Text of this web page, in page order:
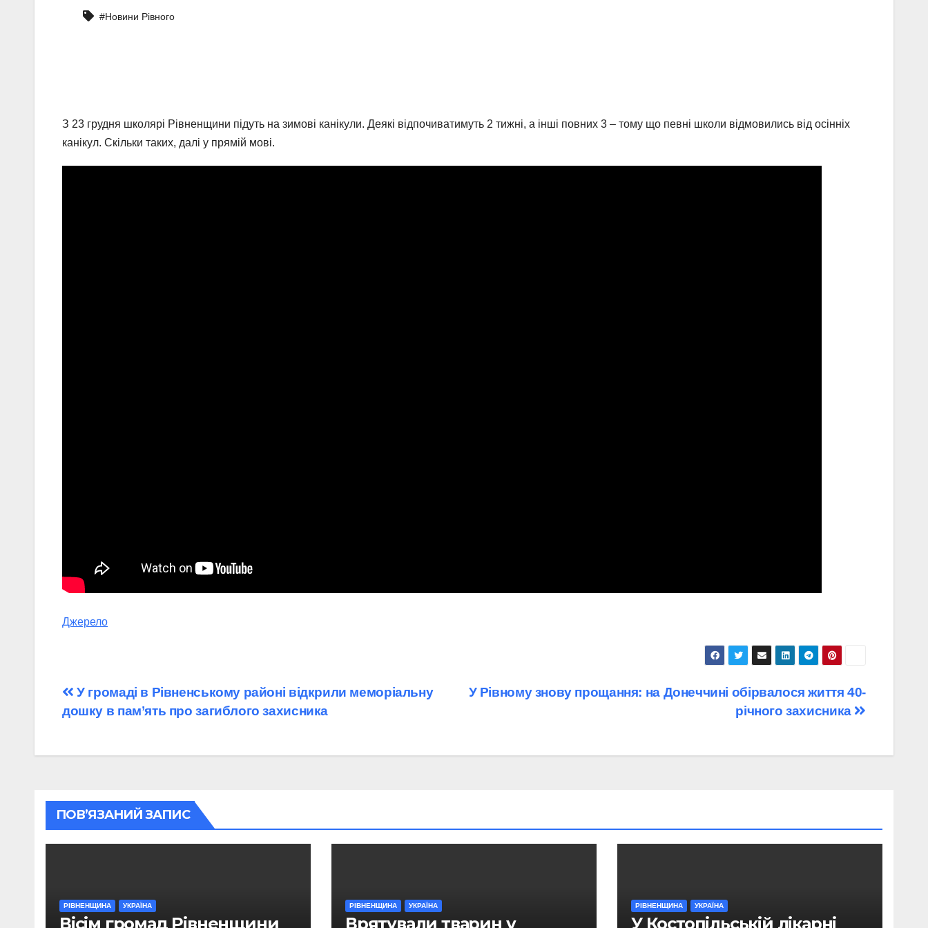
#Новини Рівного
З 23 грудня школярі Рівненщини підуть на зимові канікули. Деякі відпочиватимуть 2 тижні, а інші повних 3 – тому що певні школи відмовились від осінніх
канікул. Скільки таких, далі у прямій мові.
Джерело
Навігація
записів
У Рівному знову прощання: на Донеччині обірвалося життя 40-
річного захисника
У громаді в Рівненському районі відкрили меморіальну
дошку в пам’ять про загиблого захисника
ПОВ’ЯЗАНИЙ ЗАПИС
РІВНЕНЩИНА УКРАЇНА
Вісім громад Рівненщини
РІВНЕНЩИНА УКРАЇНА
Врятували тварин у
РІВНЕНЩИНА УКРАЇНА
У Костопільській лікарні